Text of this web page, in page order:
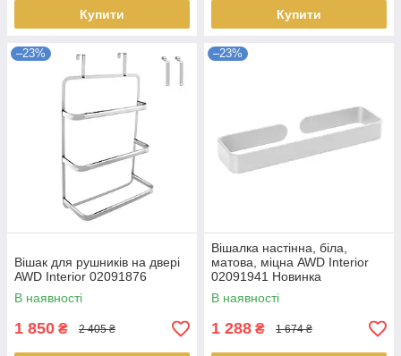
Купити Купити
–23%
Вішак для рушників на двері
AWD Interior 02091876
В наявності
1 850 ₴ 2 405 ₴
–23%
Вішалка настінна, біла,
матова, міцна AWD Interior
02091941 Новинка
В наявності
1 288 ₴ 1 674 ₴